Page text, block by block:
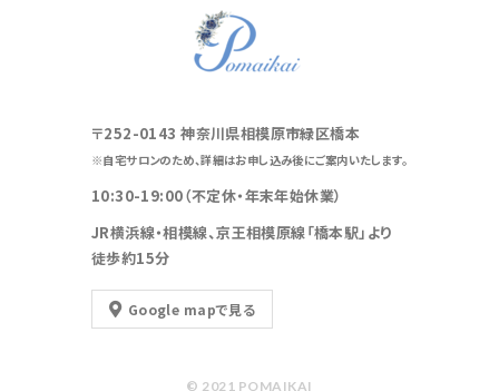
〒252-0143 神奈川県相模原市緑区橋本
※自宅サロンのため、詳細はお申し込み後にご案内いたします。
10:30-19:00（不定休・年末年始休業）
JR横浜線・相模線、京王相模原線「橋本駅」より
徒歩約15分
Google mapで見る
© 2021 POMAIKAI